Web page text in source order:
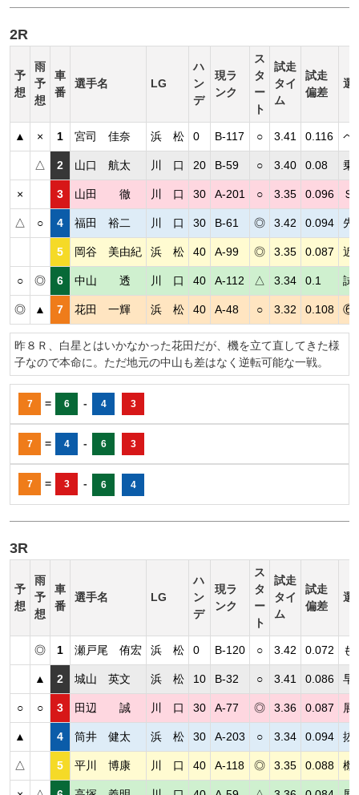
2R
予
想
雨
予
想
車
番
選手名 LG
ハ
ン
デ
現ラ
ンク
ス
タ
ー
ト
試走
タイ
ム
試走
偏差
選
▲ × 1 宮司 佳奈 浜 松 0 B-117 ○ 3.41 0.116 ペ
△ 2 山口 航太 川 口 20 B-59 ○ 3.40 0.08 乗
× 3 山田 徹 川 口 30 A-201 ○ 3.35 0.096 Ｓ
△ ○ 4 福田 裕二 川 口 30 B-61 ◎ 3.42 0.094 先
5 岡谷 美由紀 浜 松 40 A-99 ◎ 3.35 0.087 近
○ ◎ 6 中山 透 川 口 40 A-112 △ 3.34 0.1 試
◎ ▲ 7 花田 一輝 浜 松 40 A-48 ○ 3.32 0.108 ⑥
昨８Ｒ、白星とはいかなかった花田だが、機を立て直してきた様
子なので本命に。ただ地元の中山も差はなく逆転可能な一戦。
7 = 6 - 4 3
7 = 4 - 6 3
7 = 3 - 6 4
3R
予
想
雨
予
想
車
番
選手名 LG
ハ
ン
デ
現ラ
ンク
ス
タ
ー
ト
試走
タイ
ム
試走
偏差
選
◎ 1 瀬戸尾 侑宏 浜 松 0 B-120 ○ 3.42 0.072 も
▲ 2 城山 英文 浜 松 10 B-32 ○ 3.41 0.086 早
○ ○ 3 田辺 誠 川 口 30 A-77 ◎ 3.36 0.087 展
▲ 4 筒井 健太 浜 松 30 A-203 ○ 3.34 0.094 抜
△ 5 平川 博康 川 口 40 A-118 ◎ 3.35 0.088 機